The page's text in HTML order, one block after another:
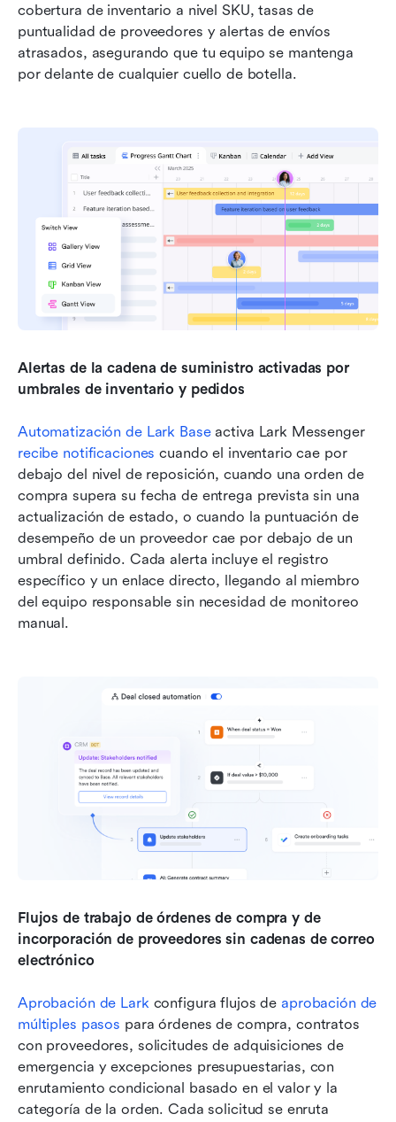
cobertura de inventario a nivel SKU, tasas de
puntualidad de proveedores y alertas de envíos
atrasados, asegurando que tu equipo se mantenga
por delante de cualquier cuello de botella.
Alertas de la cadena de suministro activadas por
umbrales de inventario y pedidos
Automatización de Lark Base
activa Lark Messenger
recibe notificaciones cuando el inventario cae por
debajo del nivel de reposición, cuando una orden de
compra supera su fecha de entrega prevista sin una
actualización de estado, o cuando la puntuación de
desempeño de un proveedor cae por debajo de un
umbral definido. Cada alerta incluye el registro
específico y un enlace directo, llegando al miembro
del equipo responsable sin necesidad de monitoreo
manual.
Flujos de trabajo de órdenes de compra y de
incorporación de proveedores sin cadenas de correo
electrónico
Aprobación de Lark configura flujos de aprobación de
múltiples pasos para órdenes de compra, contratos
con proveedores, solicitudes de adquisiciones de
emergencia y excepciones presupuestarias, con
enrutamiento condicional basado en el valor y la
categoría de la orden. Cada solicitud se enruta